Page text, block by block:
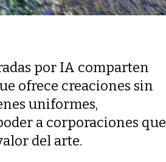
por IA comparten
ofrece creaciones sin
uniformes,
a corporaciones que
del arte.